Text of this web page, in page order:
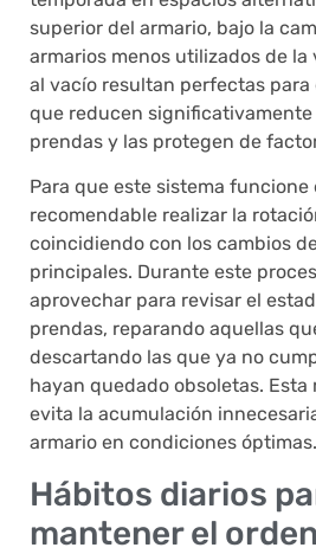
superior del armario, bajo la
armarios menos utilizados de la
al vacío resultan perfectas para
que reducen significativamente
prendas y las protegen de
Para que este sistema funcione
recomendable realizar la
coincidiendo con los cambios
principales. Durante este
aprovechar para revisar el
prendas, reparando aquellas
descartando las que ya no
hayan quedado obsoletas.
evita la acumulación
armario en condiciones óptimas.
Hábitos diarios
mantener el orden